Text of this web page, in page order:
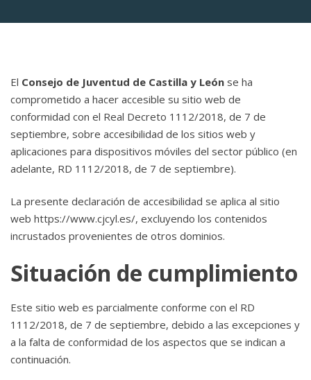
El Consejo de Juventud de Castilla y León se ha
comprometido a hacer accesible su sitio web de
conformidad con el Real Decreto 1112/2018, de 7 de
septiembre, sobre accesibilidad de los sitios web y
aplicaciones para dispositivos móviles del sector público (en
adelante, RD 1112/2018, de 7 de septiembre).
La presente declaración de accesibilidad se aplica al sitio
web https://www.cjcyl.es/, excluyendo los contenidos
incrustados provenientes de otros dominios.
Situación de cumplimiento
Este sitio web es parcialmente conforme con el RD
1112/2018, de 7 de septiembre, debido a las excepciones y
a la falta de conformidad de los aspectos que se indican a
continuación.